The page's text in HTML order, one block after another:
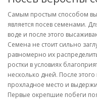
Самым простым способом
является посев семенами.
воде и после этого
Семена не стоит сильно
равномерно их
ростки в условиях
несколько дней. После
прохладное место и
Первые окрепшие побеги